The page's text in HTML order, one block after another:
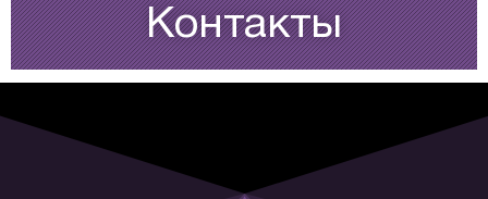
Контакты